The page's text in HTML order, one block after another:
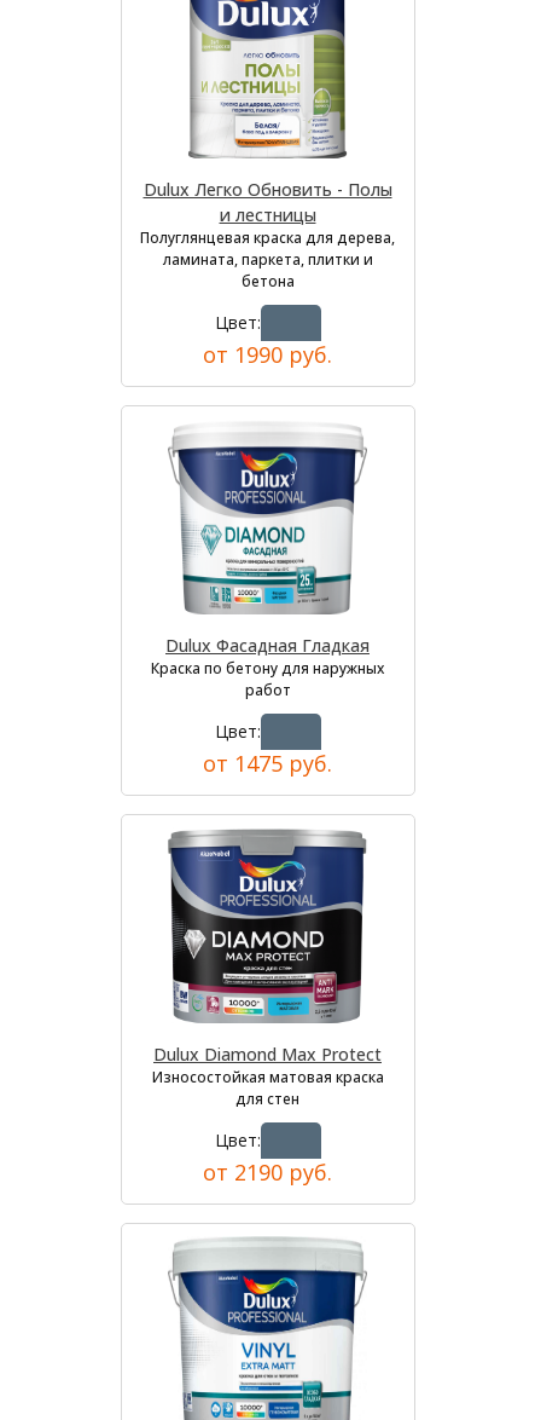
Dulux Легко Обновить - Полы
и лестницы
Полуглянцевая краска для дерева,
ламината, паркета, плитки и
бетона
Цвет:
от 1990 руб.
Dulux Фасадная Гладкая
Краска по бетону для наружных
работ
Цвет:
от 1475 руб.
Dulux Diamond Max Protect
Износостойкая матовая краска
для стен
Цвет:
от 2190 руб.